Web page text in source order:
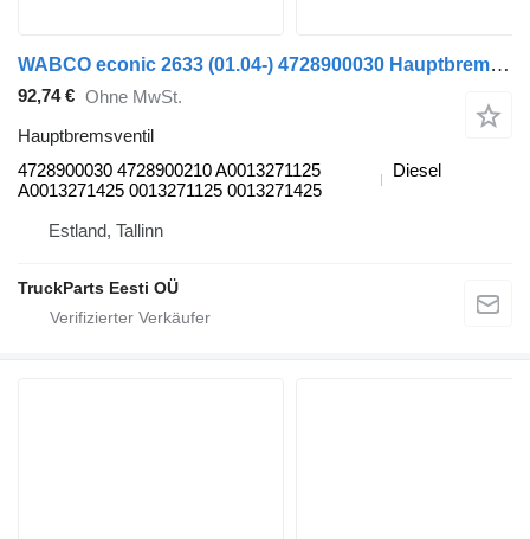
WABCO econic 2633 (01.04-) 4728900030 Hauptbremsventil für Mercedes-Benz Econic (1998-2014) Sattelzugmaschine
92,74 € Ohne MwSt.
Hauptbremsventil
4728900030 4728900210 A0013271125
A0013271425 0013271125 0013271425
Diesel
Estland, Tallinn
TruckParts Eesti OÜ